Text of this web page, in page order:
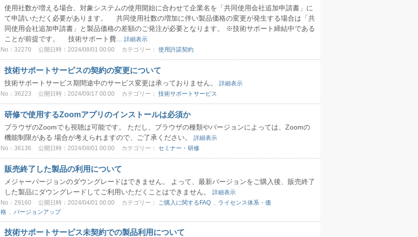
使用社数が増える場合、対象システムの使用開始に合わせて企業名を「共同使用会社追加申請書」に
て申請いただく必要があります。 共同使用社数の増加に伴い製品価格の変更が発生する場合は「共
同使用会社追加申請書」と製品価格の差額のご発注が必要となります。 ※技術サポート締結中である
ことが前提です。 技術サポート費...
詳細表示
No：32270 公開日時：2024/08/01 00:00 カテゴリー： 使用許諾契約
技術サポートサービスの契約の変更について
技術サポートサービス期間途中のサービス変更は承っておりません。 詳細表示
No：36223 公開日時：2024/09/17 00:00 カテゴリー： 技術サポートサービス
研修で使用するZoomアプリのインストールは必須か
ブラウザのZoomでも視聴は可能です。 ただし、ブラウザの種類やバージョンによっては、Zoomの
機能制限がある 場合が考えられますので、ご了承ください。
詳細表示
No：36136 公開日時：2024/08/01 00:00 カテゴリー： セミナー・研修
販売終了した製品の利用について
メジャーバージョンのダウングレードはできません。 よって、最新バージョンをご購入後、販売終了
した製品にダウングレードしてご利用いただくことはできません。
詳細表示
No：29160 公開日時：2024/04/01 00:00 カテゴリー： ご購入に関するFAQ , ライセンス体系・価
格 , バージョンアップ
技術サポートサービス未契約での製品利用について